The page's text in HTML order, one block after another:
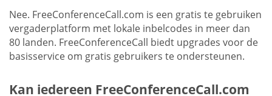
Nee. FreeConferenceCall.com is een gratis te gebruiken
vergaderplatform met lokale inbelcodes in meer dan
80 landen. FreeConferenceCall biedt upgrades voor de
basisservice om gratis gebruikers te ondersteunen.
Kan iedereen FreeConferenceCall.com